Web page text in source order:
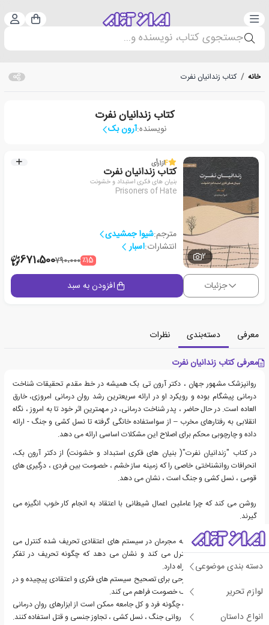
دسته‌بندی سبد
جستجوی کتاب، نویسنده و...
دسته بندی موضوعی
لوازم تحریر
انواع داستان
خانه / کتاب زندانیان نفرت
کتاب زندانیان نفرت
نویسنده:آرون بک
2
4از1رأی
کتاب زندانیان نفرت
بنیان های فکری استبداد و خشونت
Prisoners of Hate
مترجم:شیوا جمشیدی
انتشارات:اسبار
٪15790،000671،500
جزئیات افزودن به سبد
معرفی دسته‌بندی
نظرات
معرفی کتاب زندانیان نفرت
روانپزشک مشهور جهان ، دکتر آرون تی بک همیشه در خط مقدم تحقیقات شناخت
درمانی پیشگام بوده و رویکرد او در ارائه سریعترین رشد روان درمانی امروزی، خارق
العاده است. در حال حاضر ، پدر شناخت درمانی، در مهمترین اثر خود تا به امروز ، نگاه
انقلابی به رفتارهای مخرب – از سواستفاده خانگی گرفته تا نسل کشی و جنگ - ارائه
داده و چارچوبی محکم برای اصلاح این مشکلات اساسی ارائه می دهد.
در کتاب "زندانیان نفرت"( بنیان های فکری استبداد و خشونت) از دکتر آرون بک،
انحرافات روانشناختی خاصی را که زمینه ساز خشم ، خصومت بین فردی ، درگیری های
قومی ، نسل کشی و جنگ است ، نشان می دهد.
روشن می کند که چرا عاملین اعمال شیطانی با اعتقاد به انجام کار خوب انگیزه می
گیرند.
توضیح می دهد که چگونه مجرمان در سیستم های اعتقادی تحریف شده کنترل می
شوند که رفتار آنها را کنترل می کند و نشان می دهد که چگونه تحریف در تفکر
پیامدهای شومی را به همراه دارد.
او در اصل در این کتاب طرحی برای تصحیح سیستم های فکری و اعتقادی پیچیده و در
نتیجه کاهش انواع مختلف خصومت فراهم می کند.
همچنین بحث می کند که چگونه فرد و کل جامعه ممکن است از ابزارهای روان درمانی
برای جلوگیری از مسیرهای روانی جنگ ، نسل کشی ، تجاوز جنسی و قتل استفاده کنند.